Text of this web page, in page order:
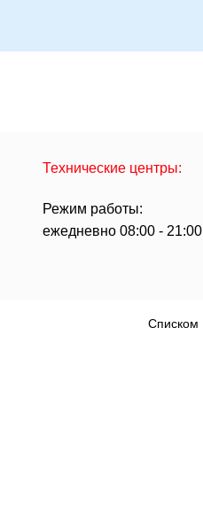
Технические центры:
Режим работы:
ежедневно 08:00 - 21:00
Списком